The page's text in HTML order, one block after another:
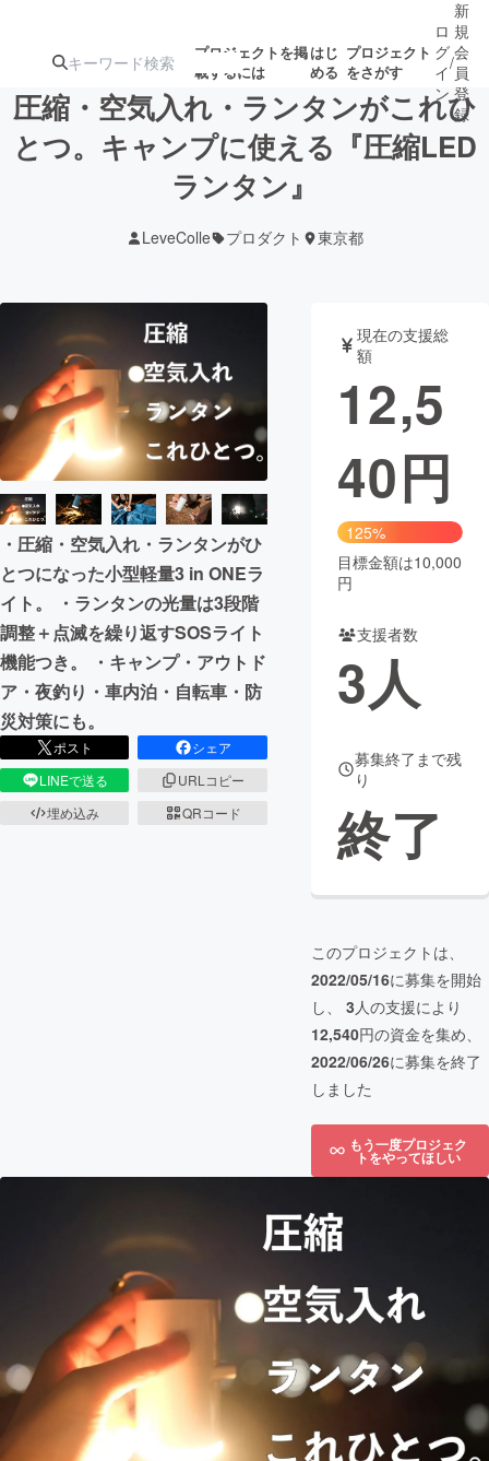
プロジェクトを掲
載するには
はじ
める
プロジェクト
をさがす
注目の新着プロ募集終了が近いプ
テクノロジー・ガジェット
映像・映画 書籍・雑誌
ビジネス・起業 チャレンジ
まちづくり・地域活性化
CAMPFIRE for Social Good
CAMPFIRE Creation
CAMPFIREふるさと納税 machi-ya コミュニティ
ロ
グ
イ
ン
/
新
規
会
員
登
録
圧縮・空気入れ・ランタンがこれひ
とつ。キャンプに使える『圧縮LED
ランタン』
LeveColle プロダクト 東京都
・圧縮・空気入れ・ランタンがひ
とつになった小型軽量3 in ONEラ
イト。 ・ランタンの光量は3段階
調整＋点滅を繰り返すSOSライト
機能つき。 ・キャンプ・アウトド
ア・夜釣り・車内泊・自転車・防
災対策にも。
ポスト
シェア
LINEで送る
URLコピー
埋め込み
QRコード
現在の支援総
額
12,5
40円
125%
目標金額は10,000
円
支援者数
3人
募集終了まで残
り
終了
このプロジェクトは、
2022/05/16に募集を開始
し、 3人の支援により
12,540円の資金を集め、
2022/06/26に募集を終了
しました
もう一度プロジェク
トをやってほしい